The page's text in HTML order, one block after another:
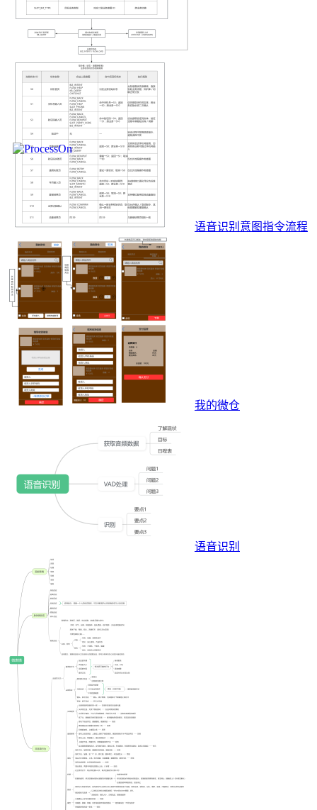
语音识别意图指令流程
我的微仓
语音识别